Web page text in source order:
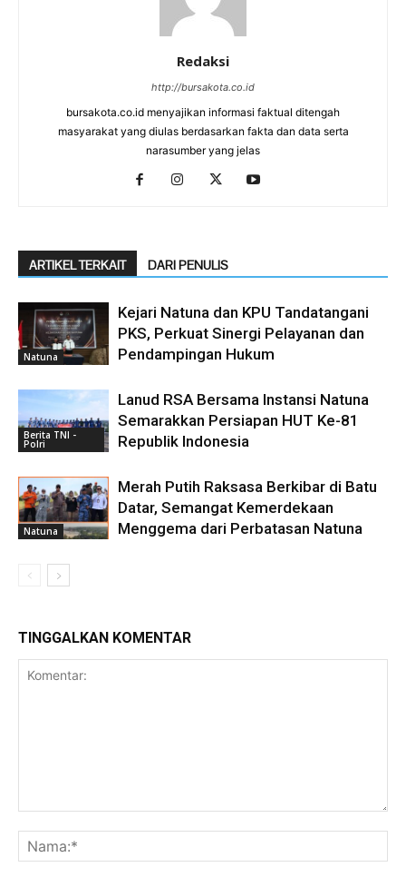
Redaksi
http://bursakota.co.id
bursakota.co.id menyajikan informasi faktual ditengah
masyarakat yang diulas berdasarkan fakta dan data serta
narasumber yang jelas
ARTIKEL TERKAIT DARI PENULIS
Natuna
Kejari Natuna dan KPU Tandatangani
PKS, Perkuat Sinergi Pelayanan dan
Pendampingan Hukum
Berita TNI -
Polri
Lanud RSA Bersama Instansi Natuna
Semarakkan Persiapan HUT Ke-81
Republik Indonesia
Natuna
Merah Putih Raksasa Berkibar di Batu
Datar, Semangat Kemerdekaan
Menggema dari Perbatasan Natuna
TINGGALKAN KOMENTAR